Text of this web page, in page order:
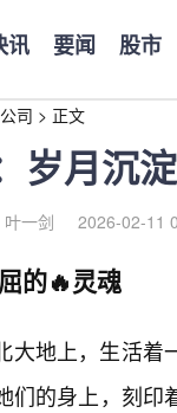
讯 要闻 股市
公司 > 正文
岁月沉
一剑 2026-02-11
的🔥灵魂
大地上，生活着
的身上，刻印